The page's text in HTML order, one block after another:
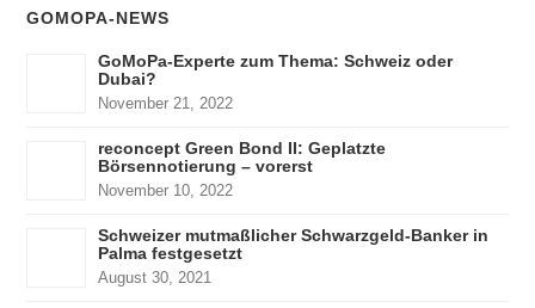
GOMOPA-NEWS
GoMoPa-Experte zum Thema: Schweiz oder
Dubai?
November 21, 2022
reconcept Green Bond II: Geplatzte
Börsennotierung – vorerst
November 10, 2022
Schweizer mutmaßlicher Schwarzgeld-Banker in
Palma festgesetzt
August 30, 2021